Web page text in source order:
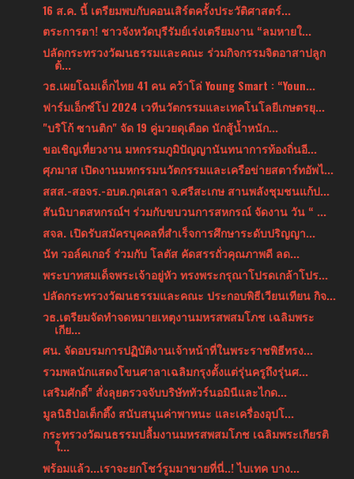
16 ส.ค. นี้ เตรียมพบกับคอนเสิร์ตครั้งประวัติศาสตร์...
ตระการตา! ชาวจังหวัดบุรีรัมย์เร่งเตรียมงาน “ลมหายใ...
ปลัดกระทรวงวัฒนธรรมและคณะ ร่วมกิจกรรมจิตอาสาปลูก
ต้...
วธ.เผยโฉมเด็กไทย 41 คน คว้าโล่ Young Smart : “Youn...
ฟาร์มเอ็กซ์โป 2024 เวทีนวัตกรรมและเทคโนโลยีเกษตรยุ...
"บริโก้ ซานติก" จัด 19 คู่มวยดุเดือด นักสู้น้ำหนัก...
ขอเชิญเที่ยวงาน มหกรรมภูมิปัญญานันทนาการท้องถิ่นอี...
ศุภมาส เปิดงานมหกรรมนวัตกรรมและเครือข่ายสตาร์ทอัพไ...
สสส.-สอจร.-อบต.กุดเสลา จ.ศรีสะเกษ สานพลังชุมชนแก้ป...
สันนิบาตสหกรณ์ฯ ร่วมกับขบวนการสหกรณ์ จัดงาน วัน “ ...
สจล. เปิดรับสมัครบุคคลที่สำเร็จการศึกษาระดับปริญญา...
นัท วอล์คเกอร์ ร่วมกับ โลตัส คัดสรรถั่วคุณภาพดี ลด...
พระบาทสมเด็จพระเจ้าอยู่หัว ทรงพระกรุณาโปรดเกล้าโปร...
ปลัดกระทรวงวัฒนธรรมและคณะ ประกอบพิธีเวียนเทียน กิจ...
วธ.เตรียมจัดทำจดหมายเหตุงานมหรสพสมโภช เฉลิมพระ
เกีย...
ศน. จัดอบรมการปฏิบัติงานเจ้าหน้าที่ในพระราชพิธีทรง...
รวมพลนักแสดงโขนศาลาเฉลิมกรุงตั้งแต่รุ่นครูถึงรุ่นศ...
เสริมศักดิ์” สั่งลุยตรวจจับบริษัททัวร์นอมินีและไกด...
มูลนิธิป่อเต็กตึ๊ง สนับสนุนค่าพาหนะ และเครื่องอุปโ...
กระทรวงวัฒนธรรมปลื้มงานมหรสพสมโภช เฉลิมพระเกียรติ
ใ...
พร้อมแล้ว...เราจะยกโชว์รูมมาขายที่นี่..! ไบเทค บาง...